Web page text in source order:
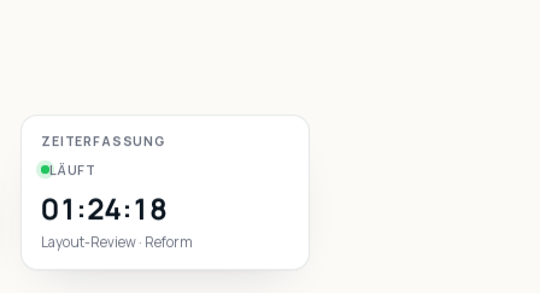
ZEITERFASSUNG
LÄUFT
01:24:18
Layout-Review · Reform